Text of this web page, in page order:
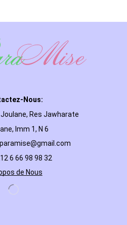
Nous:
Joulane, Res Jawharate
Imm 1, N 6
6 66 98 98 32
de Nous